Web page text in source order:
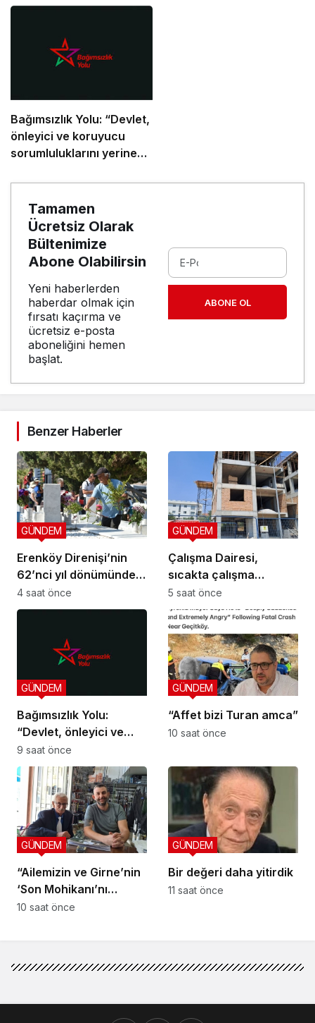
Bağımsızlık Yolu: “Devlet,
önleyici ve koruyucu
sorumluluklarını yerine
Tamamen
Ücretsiz Olarak
Bültenimize
Abone Olabilirsin
Yeni haberlerden
haberdar olmak için
fırsatı kaçırma ve
ücretsiz e-posta
aboneliğini hemen
başlat.
ABONE OL
Benzer Haberler
Erenköy Direnişi’nin
62’nci yıl dönümünde
şehitler törenle anıldı
GÜNDEM
4 saat önce
Çalışma Dairesi,
sıcakta çalışma
yasağına uymayan 19
iş yerine uyarı verdi
GÜNDEM
5 saat önce
Bağımsızlık Yolu:
“Devlet, önleyici ve
koruyucu
sorumluluklarını yerine
getirmeli”
GÜNDEM
9 saat önce
“Affet bizi Turan amca”
GÜNDEM
10 saat önce
“Ailemizin ve Girne’nin
‘Son Mohikanı’nı
kaybettik”
GÜNDEM
10 saat önce
Bir değeri daha yitirdik
GÜNDEM
11 saat önce